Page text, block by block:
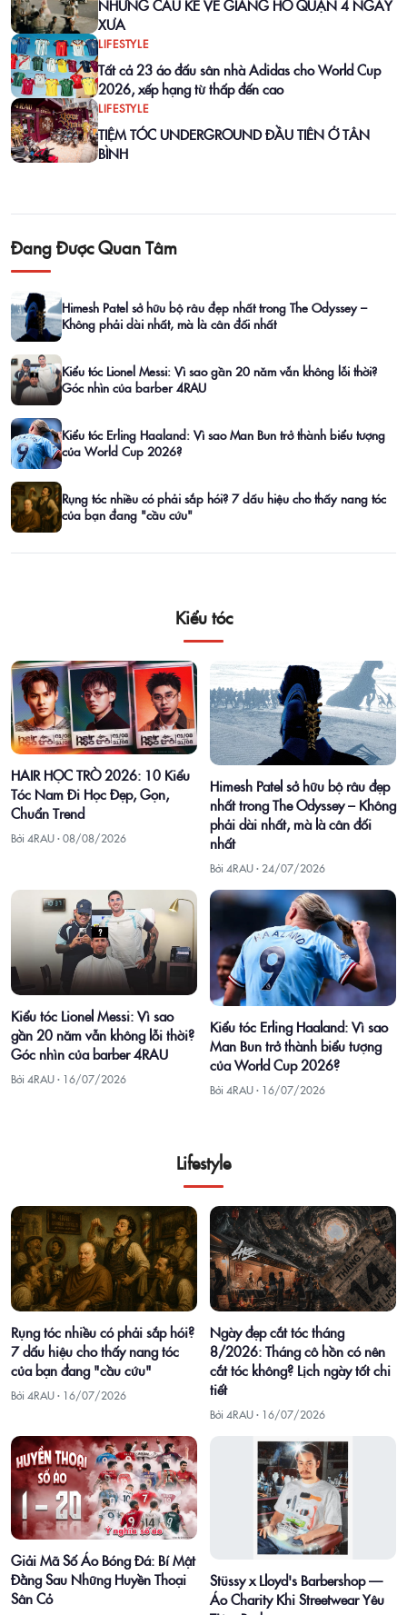
NHỮNG CÂU KỂ VỀ GIANG HỒ QUẬN 4 NGÀY
XƯA
LIFESTYLE
Tất cả 23 áo đấu sân nhà Adidas cho World Cup
2026, xếp hạng từ thấp đến cao
LIFESTYLE
TIỆM TÓC UNDERGROUND ĐẦU TIÊN Ở TÂN
BÌNH
Đang Được Quan Tâm
Himesh Patel sở hữu bộ râu đẹp nhất trong The Odyssey –
Không phải dài nhất, mà là cân đối nhất
Kiểu tóc Lionel Messi: Vì sao gần 20 năm vẫn không lỗi thời?
Góc nhìn của barber 4RAU
Kiểu tóc Erling Haaland: Vì sao Man Bun trở thành biểu tượng
của World Cup 2026?
Rụng tóc nhiều có phải sắp hói? 7 dấu hiệu cho thấy nang tóc
của bạn đang "cầu cứu"
Kiểu tóc
HAIR HỌC TRÒ 2026: 10 Kiểu
Tóc Nam Đi Học Đẹp, Gọn,
Chuẩn Trend
Bởi 4RAU ·08/08/2026
Himesh Patel sở hữu bộ râu đẹp
nhất trong The Odyssey – Không
phải dài nhất, mà là cân đối
nhất
Bởi 4RAU · 24/07/2026
Kiểu tóc Lionel Messi: Vì sao
gần 20 năm vẫn không lỗi thời?
Góc nhìn của barber 4RAU
Bởi 4RAU · 16/07/2026
Kiểu tóc Erling Haaland: Vì sao
Man Bun trở thành biểu tượng
của World Cup 2026?
Bởi 4RAU · 16/07/2026
Lifestyle
Rụng tóc nhiều có phải sắp hói?
7 dấu hiệu cho thấy nang tóc
của bạn đang "cầu cứu"
Bởi 4RAU · 16/07/2026
Ngày đẹp cắt tóc tháng
8/2026: Tháng cô hồn có nên
cắt tóc không? Lịch ngày tốt chi
tiết
Bởi 4RAU · 16/07/2026
Giải Mã Số Áo Bóng Đá: Bí Mật
Đằng Sau Những Huyền Thoại
Sân Cỏ
Stüssy x Lloyd's Barbershop —
Áo Charity Khi Streetwear Yêu